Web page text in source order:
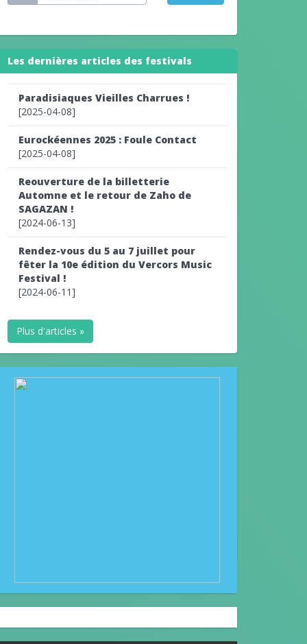
Les dernières articles des festivals
Paradisiaques Vieilles Charrues !
[2025-04-08]
Eurockéennes 2025 : Foule Contact
[2025-04-08]
Reouverture de la billetterie
Automne et le retour de Zaho de
SAGAZAN !
[2024-06-13]
Rendez-vous du 5 au 7 juillet pour
fêter la 10e édition du Vercors Music
Festival !
[2024-06-11]
Plus d'articles »